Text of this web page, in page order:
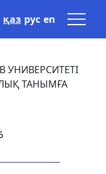
қаз рус en
ТАНЫМҒА